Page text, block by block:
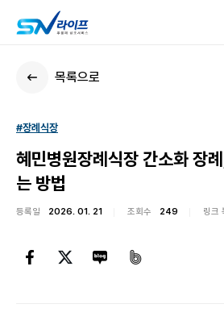
목록으로
#장례식장
혜민병원장례식장 간소화 장
는 방법
등록일 2026. 01. 21 조회수 249 링크